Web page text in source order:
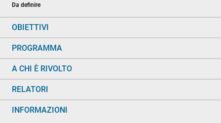
Da definire
OBIETTIVI
PROGRAMMA
A CHI È RIVOLTO
RELATORI
INFORMAZIONI